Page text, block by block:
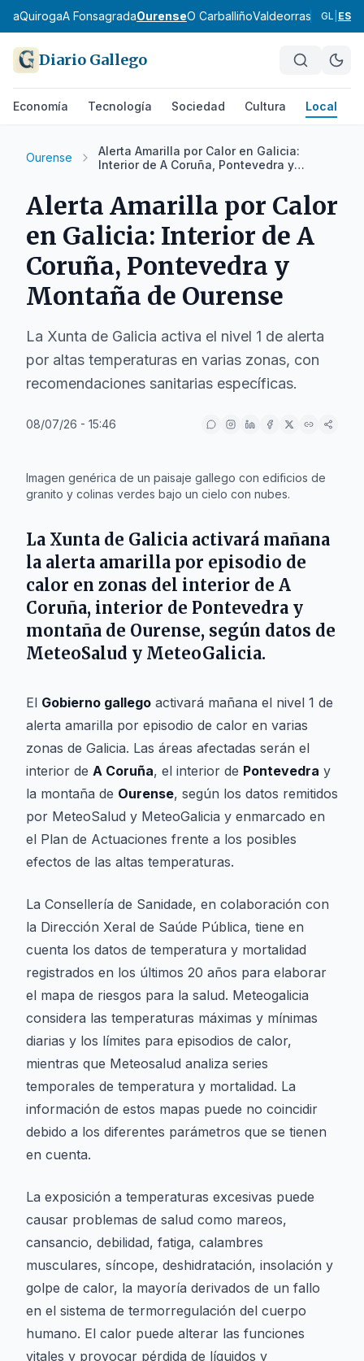
QuirogaA FonsagradaOurenseO CarballiñoValdeorras Verín A
GL ES
Diario Gallego
Economía Tecnología Sociedad Cultura Local
Ourense
Alerta Amarilla por Calor en Galicia:
Interior de A Coruña, Pontevedra y
Alerta Amarilla por Calor
en Galicia: Interior de A
Coruña, Pontevedra y
Montaña de Ourense
La Xunta de Galicia activa el nivel 1 de alerta
por altas temperaturas en varias zonas, con
recomendaciones sanitarias específicas.
08/07/26 - 15:46
Imagen genérica de un paisaje gallego con edificios de
granito y colinas verdes bajo un cielo con nubes.
La Xunta de Galicia activará mañana
la alerta amarilla por episodio de
calor en zonas del interior de A
Coruña, interior de Pontevedra y
montaña de Ourense, según datos de
MeteoSalud y MeteoGalicia.
El Gobierno gallego activará mañana el nivel 1 de
alerta amarilla por episodio de calor en varias
zonas de Galicia. Las áreas afectadas serán el
interior de A Coruña, el interior de Pontevedra y
la montaña de Ourense, según los datos remitidos
por MeteoSalud y MeteoGalicia y enmarcado en
el Plan de Actuaciones frente a los posibles
efectos de las altas temperaturas.
La Consellería de Sanidade, en colaboración con
la Dirección Xeral de Saúde Pública, tiene en
cuenta los datos de temperatura y mortalidad
registrados en los últimos 20 años para elaborar
el mapa de riesgos para la salud. Meteogalicia
considera las temperaturas máximas y mínimas
diarias y los límites para episodios de calor,
mientras que Meteosalud analiza series
temporales de temperatura y mortalidad. La
información de estos mapas puede no coincidir
debido a los diferentes parámetros que se tienen
en cuenta.
La exposición a temperaturas excesivas puede
causar problemas de salud como mareos,
cansancio, debilidad, fatiga, calambres
musculares, síncope, deshidratación, insolación y
golpe de calor, la mayoría derivados de un fallo
en el sistema de termorregulación del cuerpo
humano. El calor puede alterar las funciones
vitales y provocar pérdida de líquidos y